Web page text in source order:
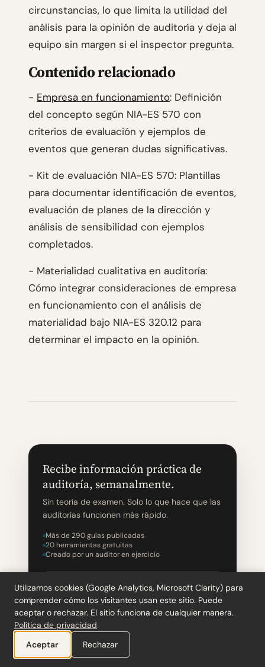
circunstancias, lo que limita la utilidad del
análisis para la opinión de auditoría y deja al
equipo sin margen si el inspector pregunta.
Contenido relacionado
- Empresa en funcionamiento: Definición
del concepto según NIA-ES 570 con
criterios de evaluación y ejemplos de
eventos que generan dudas significativas.
- Kit de evaluación NIA-ES 570: Plantillas
para documentar identificación de eventos,
evaluación de planes de la dirección y
análisis de sensibilidad con ejemplos
completados.
- Materialidad cualitativa en auditoría:
Cómo integrar consideraciones de empresa
en funcionamiento con el análisis de
materialidad bajo NIA-ES 320.12 para
determinar el impacto en la opinión.
Recibe información práctica de
auditoría, semanalmente.
Sin teoría de examen. Solo lo que hace que las
auditorías funcionen más rápido.
Más de 290 guías publicadas
20 herramientas gratuitas
Creado por un auditor en ejercicio
Utilizamos cookies (Google Analytics, Microsoft Clarity) para
comprender cómo los visitantes usan este sitio. Puede
aceptar o rechazar. El sitio funciona de cualquier manera.
Política de privacidad
Aceptar
Rechazar